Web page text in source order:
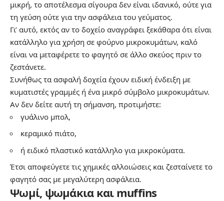
μικρή, το αποτέλεσμα σίγουρα δεν είναι ιδανικό, ούτε για
τη γεύση ούτε για την ασφάλεια του γεύματος.
Γι’ αυτό, εκτός αν το δοχείο αναγράφει ξεκάθαρα ότι είναι
κατάλληλο για χρήση σε φούρνο μικροκυμάτων, καλό
είναι να μεταφέρετε το φαγητό σε άλλο σκεύος πριν το
ζεστάνετε.
Συνήθως τα ασφαλή δοχεία έχουν ειδική ένδειξη με
κυματιστές γραμμές ή ένα μικρό σύμβολο μικροκυμάτων.
Αν δεν δείτε αυτή τη σήμανση, προτιμήστε:
γυάλινο μπολ,
κεραμικό πιάτο,
ή ειδικό πλαστικό κατάλληλο για μικροκύματα.
Έτσι αποφεύγετε τις χημικές αλλοιώσεις και ζεσταίνετε το
φαγητό σας με μεγαλύτερη ασφάλεια.
Ψωμί, ψωμάκια και muffins